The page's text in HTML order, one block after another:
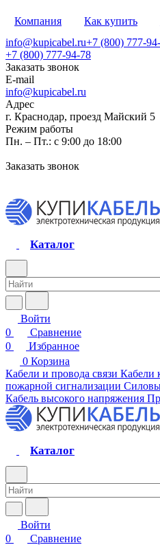
Компания Как купить
info@kupicabel.ru+7 (800) 777-
+7 (800) 777-94-78
Заказать звонок
E-mail
info@kupicabel.ru
Адрес
г. Краснодар, проезд Майский 5
Режим работы
Пн. – Пт.: с 9:00 до 18:00
Заказать звонок
Каталог
Войти
0
Сравнение
0
Избранное
0 Корзина
Кабели и провода связи Кабели
пожарной сигнализации
Кабель высокого напряжения
Каталог
Войти
0
Сравнение